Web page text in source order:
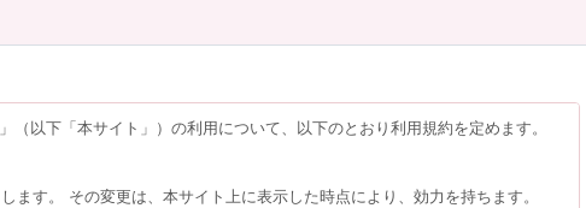
以下「本サイト」）の利用について、以下のとおり利用規約を定めます。
す。 その変更は、本サイト上に表示した時点により、効力を持ちます。